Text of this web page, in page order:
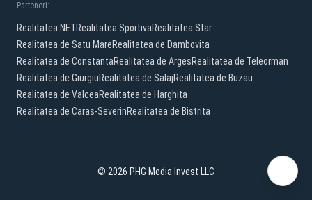
Parteneri:
Realitatea.NETRealitatea SportivaRealitatea Star
Realitatea de Satu MareRealitatea de Dambovita
Realitatea de ConstantaRealitatea de ArgesRealitatea de Teleorman
Realitatea de GiurgiuRealitatea de SalajRealitatea de Buzau
Realitatea de ValceaRealitatea de Harghita
Realitatea de Caras-SeverinRealitatea de Bistrita
© 2026 PHG Media Invest LLC